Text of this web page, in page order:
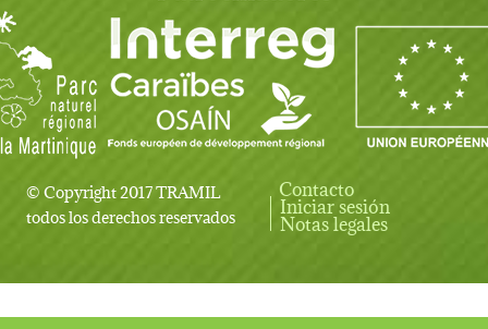
© Copyright 2017 TRAMIL
todos los derechos reservados
User account menu
Contacto
Iniciar sesión
Notas legales